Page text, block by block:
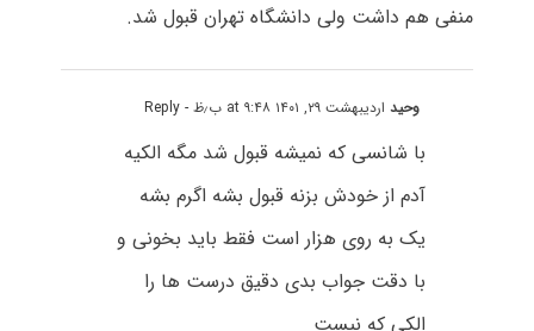
منفی هم داشت ولی دانشگاه تهران قبول شد.
وحیداردیبهشت ۲۹, ۱۴۰۱ at ۹:۴۸ ب٫ظ - Reply
با شانسی که نمیشه قبول شد مگه الکیه
آدم از خودش بزنه قبول بشه اگرم بشه
یک به روی هزار است فقط باید بخونی و
با دقت جواب بدی دقیق درست ها را
الکی که نیست